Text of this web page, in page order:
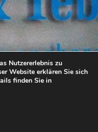
Nutzererlebnis zu
Website erklären Sie sich
finden Sie in